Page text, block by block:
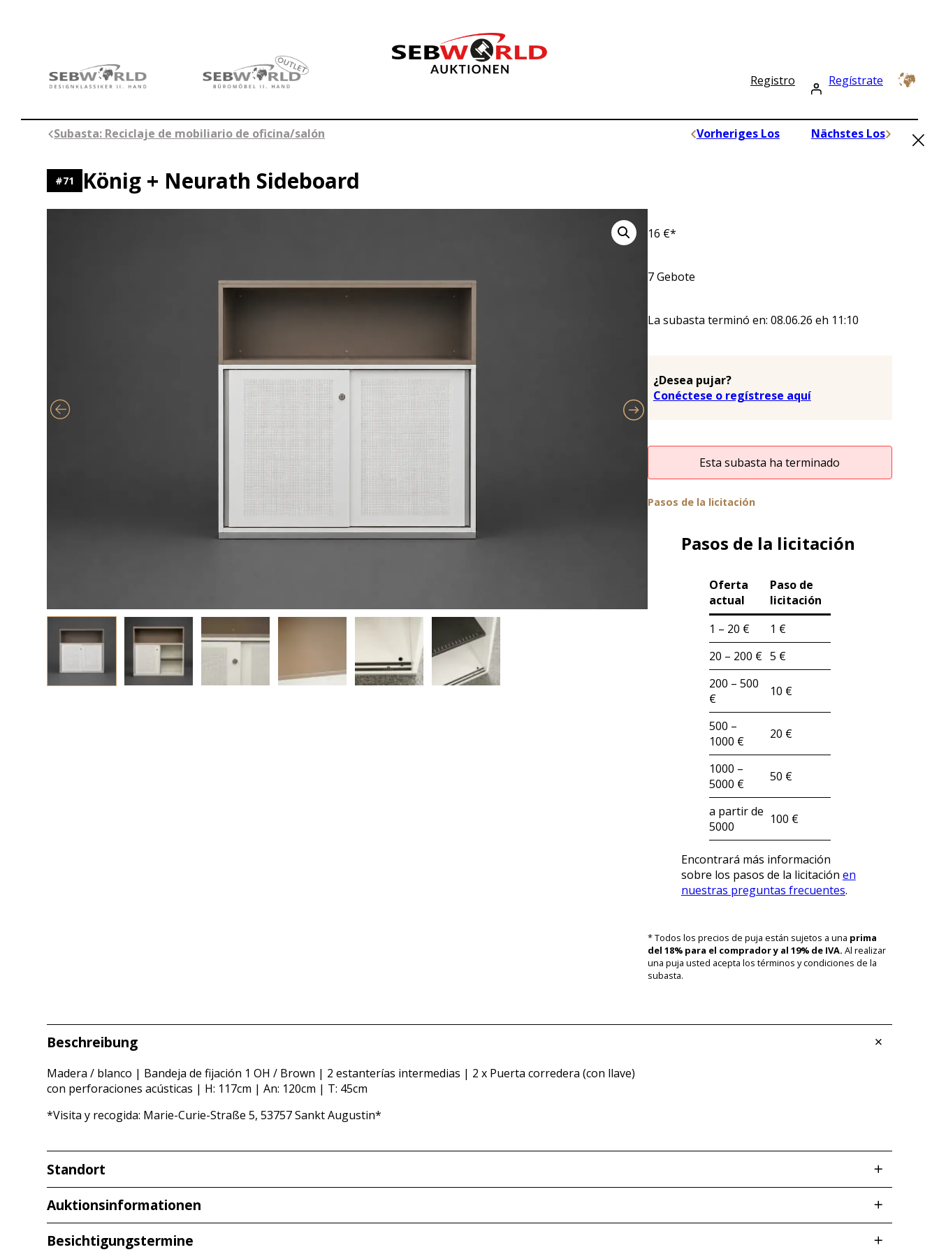
Registro Regístrate
Subasta: Reciclaje de mobiliario de oficina/salón Vorheriges Los Nächstes Los
#71 König + Neurath Sideboard
16 €*
7Gebote
La subasta terminó en: 08.06.26 eh 11:10
¿Desea pujar?
Conéctese o regístrese aquí
Esta subasta ha terminado
Pasos de la licitación
Pasos de la licitación
Oferta
actual
Paso de
licitación
1 – 20 €
1 €
20 – 200 € 5 €
200 – 500
€
10 €
500 –
1000 €
20 €
1000 –
5000 €
50 €
a partir de
5000
100 €
Encontrará más información
sobre los pasos de la licitación en
nuestras preguntas frecuentes.
×
* Todos los precios de puja están sujetos a una prima
del 18% para el comprador y al 19% de IVA. Al realizar
una puja usted acepta los términos y condiciones de la
subasta.
Beschreibung
Madera / blanco | Bandeja de fijación 1 OH / Brown | 2 estanterías intermedias | 2 x Puerta corredera (con llave)
con perforaciones acústicas | H: 117cm | An: 120cm | T: 45cm
*Visita y recogida: Marie-Curie-Straße 5, 53757 Sankt Augustin*
Standort
Redcarstraße 3
53842 Troisdorf
Auktionsinformationen
Besichtigungstermine